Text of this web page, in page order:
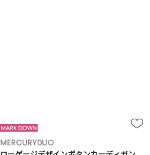
MERCURYDUO